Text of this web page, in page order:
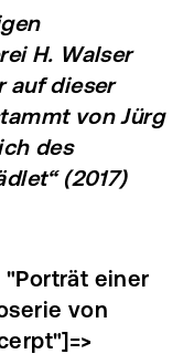
H. Walser
auf dieser
von Jürg
des
(2017)
"Porträt einer
von